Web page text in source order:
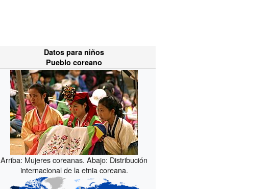
Datos para niños
Pueblo coreano
Arriba: Mujeres coreanas. Abajo: Distribución
internacional de la etnia coreana.